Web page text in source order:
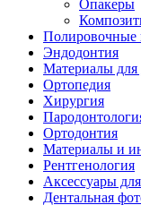
Опакеры
Полировочные
Эндодонтия
Материалы для
Ортопедия
Хирургия
Ортодонтия
Материалы и
Рентгенология
Аксессуары
Дентальная